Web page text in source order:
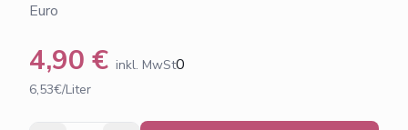
Euro
4,90 € inkl. MwSt0
6,53€/Liter